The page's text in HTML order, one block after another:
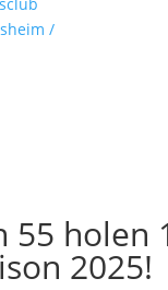
55 holen
2025!